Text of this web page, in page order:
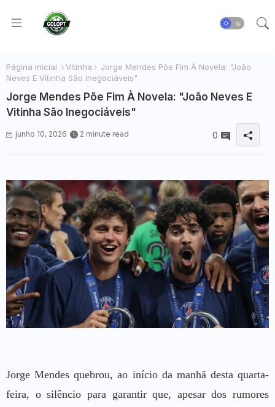
Página inicial Vitinha
Jorge Mendes Põe Fim À Novela: "João
Neves E Vitinha São Inegociáveis"
Jorge Mendes Põe Fim À Novela: "João Neves E
Vitinha São Inegociáveis"
junho 10, 2026 2 minute read 0
Jorge Mendes quebrou, ao início da manhã desta quarta-
feira, o silêncio para garantir que, apesar dos rumores